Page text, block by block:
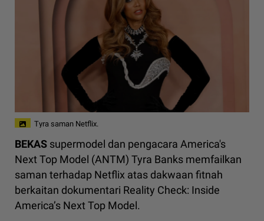
Tyra saman Netflix.
BEKAS supermodel dan pengacara America's
Next Top Model (ANTM) Tyra Banks memfailkan
saman terhadap Netflix atas dakwaan fitnah
berkaitan dokumentari Reality Check: Inside
America’s Next Top Model.